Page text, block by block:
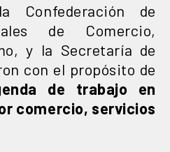
Confederación de
de Comercio,
y la Secretaría de
con el propósito de
de trabajo en
comercio, servicios